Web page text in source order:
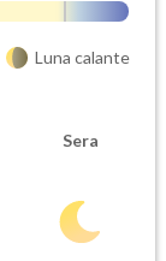
Luna calante
Sera